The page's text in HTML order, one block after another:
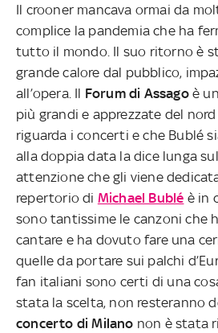
Il crooner mancava ormai da
complice la pandemia che ha
tutto il mondo. Il suo ritorno è
grande calore dal pubblico,
all’opera. Il Forum di Assagoè
più grandi e apprezzate del
riguarda i concerti e che Bublé
alla doppia data la dice lunga
attenzione che gli viene
repertorio di Michael Bublé è in
sono tantissime le canzoni che
cantare e ha dovuto fare una
quelle da portare sui palchi
fan italiani sono certi di una
stata la scelta, non resteranno
concerto di Milano non è stata